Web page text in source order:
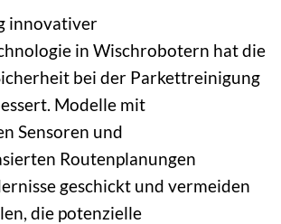
innovativer
in Wischrobotern hat die
bei der Parkettreinigung
Modelle mit
Sensoren und
Routenplanungen
geschickt und vermeiden
die potenzielle